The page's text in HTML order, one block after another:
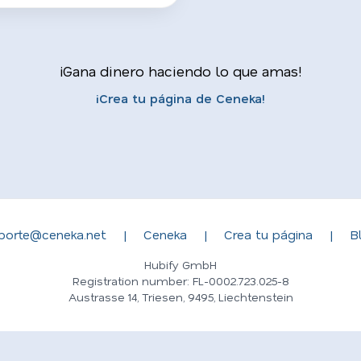
¡Gana dinero haciendo lo que amas!
¡Crea tu página de Ceneka!
| Ceneka | Crea tu página |
Hubify GmbH
Registration number: FL-0002.723.025-8
Austrasse 14, Triesen, 9495, Liechtenstein